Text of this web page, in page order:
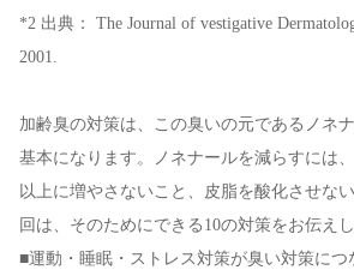
*2 出典： The Journal of vestigative
2001.
加齢臭の対策は、この臭いの元であるノネ
基本になります。ノネナールを減らすには
以上に増やさないこと、皮脂を酸化させな
回は、そのためにできる10の対策をお伝えし
■運動・睡眠・ストレス対策が臭い対策につ